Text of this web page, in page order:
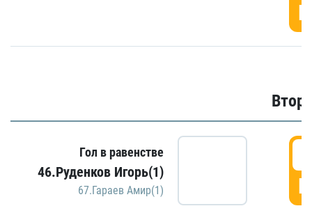
Гол в равенстве
46.Руденков Игорь(1)
67.Гараев Амир(1)